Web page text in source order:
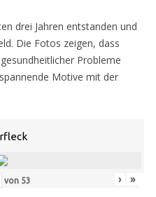
drei Jahren entstanden und
Die Fotos zeigen, dass
Probleme
Motive mit der
von 53 › »